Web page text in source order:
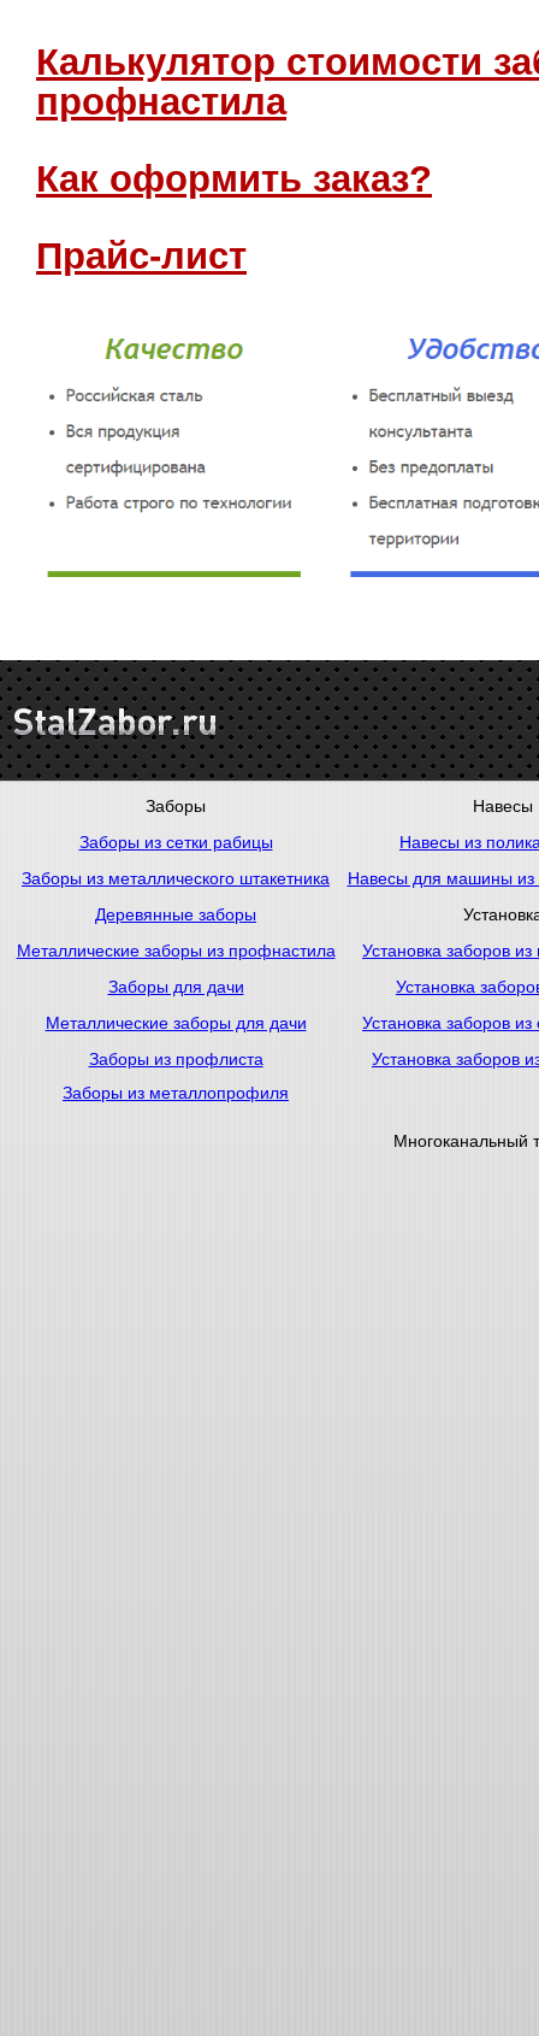
Калькулятор стоимости
профнастила
Как оформить заказ?
Прайс-лист
Заборы
Навесы
Заборы из сетки рабицы
Навесы из
Заборы из металлического штакетника
Навесы для машины из
Деревянные заборы
Металлические заборы из профнастила
Установка заборов
Заборы для дачи
Установка
Металлические заборы для дачи
Установка заборов
Заборы из профлиста
Установка заборов
Заборы из металлопрофиля